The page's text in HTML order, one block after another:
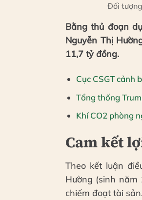
Đối
Bằng thủ đoạn
Nguyễn Thị
11,7 tỷ đồng.
Cục CSGT cảnh
Tổng thống
Khí CO2 phòng
Cam kết
Theo kết luận
Hường (sinh
chiếm đoạt tài